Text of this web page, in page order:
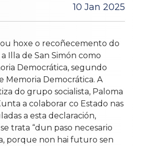
10 Jan 2025
hoxe o recoñecemento do
Illa de San Simón como
Democrática, segundo
Memoria Democrática. A
do grupo socialista, Paloma
a colaborar co Estado nas
a esta declaración,
trata “dun paso necesario
porque non hai futuro sen